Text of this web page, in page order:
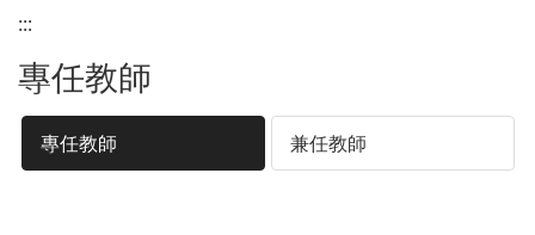
:::
專任教師
專任教師 兼任教師